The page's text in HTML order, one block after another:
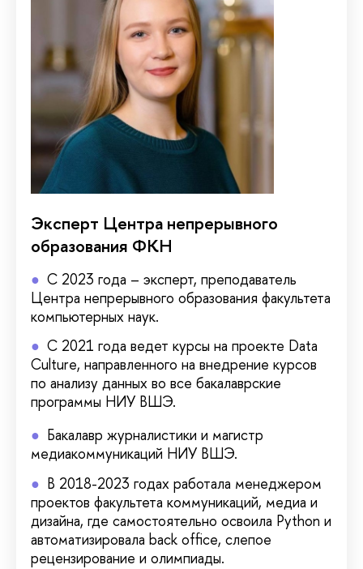
Эксперт Центра непрерывного
образования ФКН
С 2023 года – эксперт, преподаватель
Центра непрерывного образования факультета
компьютерных наук.
С 2021 года ведет курсы на проекте Data
Culture, направленного на внедрение курсов
по анализу данных во все бакалаврские
программы НИУ ВШЭ.
Бакалавр журналистики и магистр
медиакоммуникаций НИУ ВШЭ.
В 2018-2023 годах работала менеджером
проектов факультета коммуникаций, медиа и
дизайна, где самостоятельно освоила Python и
автоматизировала back office, слепое
рецензирование и олимпиады.